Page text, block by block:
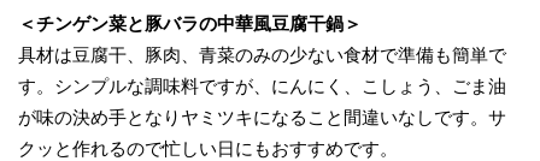
＜チンゲン菜と豚バラの中華風豆腐干鍋＞
具材は豆腐干、豚肉、青菜のみの少ない食材で準備も簡単で
す。シンプルな調味料ですが、にんにく、こしょう、ごま油
が味の決め手となりヤミツキになること間違いなしです。サ
クッと作れるので忙しい日にもおすすめです。